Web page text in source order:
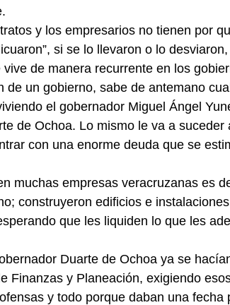
y los empresarios no tienen por
si se lo llevaron o lo
de manera recurrente en los
de un gobierno, sabe de antemano
el gobernador Miguel Ángel
de Ochoa. Lo mismo le va a suceder
con una enorme deuda que se
muchas empresas veracruzanas es
construyeron edificios e
que les liquiden lo que les
Duarte de Ochoa ya se
Finanzas y Planeación, exigiendo
y todo porque daban una fecha